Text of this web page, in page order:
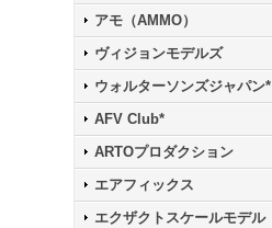
アモ（AMMO）
ヴィジョンモデルズ
ウォルターソンズジャパン*
AFV Club*
ARTOプロダクション
エアフィックス
エクザクトスケールモデル